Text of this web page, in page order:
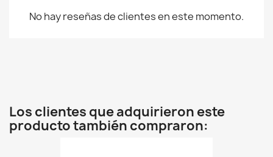
No hay reseñas de clientes en este momento.
Los clientes que adquirieron este
producto también compraron: